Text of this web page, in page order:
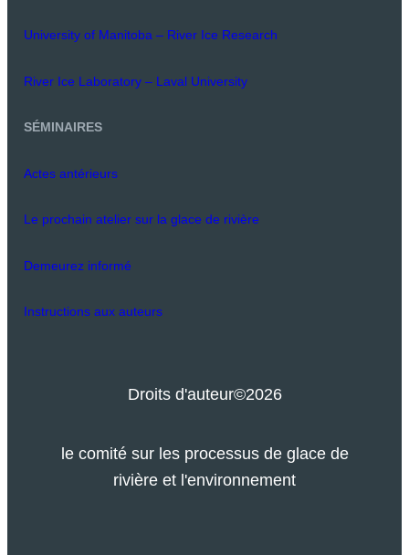
University of Manitoba – River Ice Research
River Ice Laboratory – Laval University
SÉMINAIRES
Actes antérieurs
Le prochain atelier sur la glace de rivière
Demeurez informé
Instructions aux auteurs
Droits d'auteur©2026
le comité sur les processus de glace de
rivière et l'environnement